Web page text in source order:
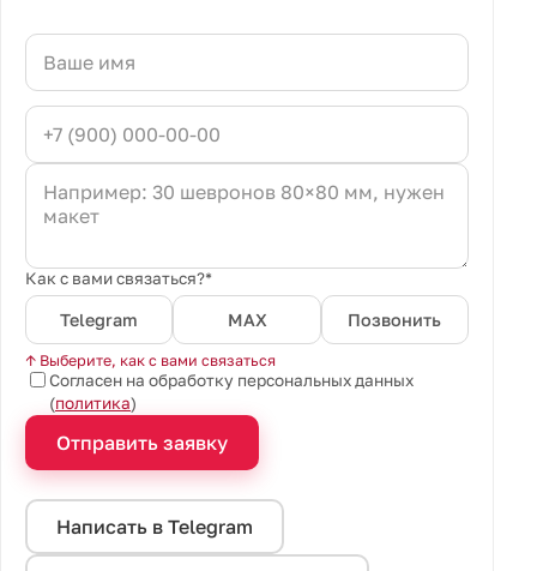
Как с вами связаться?*
Telegram MAX Позвонить
↑ Выберите, как с вами связаться
Согласен на обработку персональных данных
(политика)
Отправить заявку
Написать в Telegram